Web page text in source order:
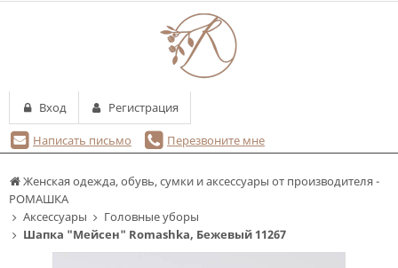
Женская одежда, обувь, сумки и аксессуары от производителя -
РОМАШКА
Аксессуары
Головные уборы
Шапка "Мейсен" Romashka, Бежевый 11267
Написать письмо Перезвоните мне
Вход Регистрация